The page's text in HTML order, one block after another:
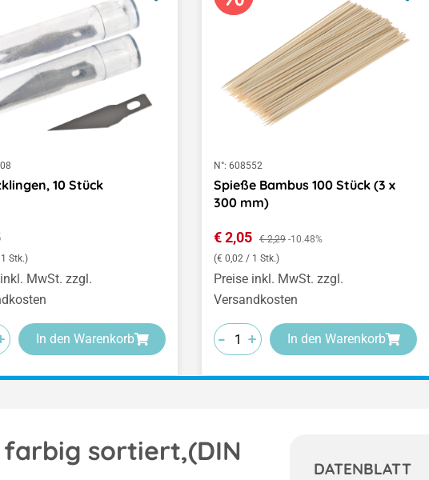
10 Stück
Preis:
Stk.)
MwSt. zzgl.
In den Warenkorb
N°: 608552
Spieße Bambus 100 Stück (3 x
300 mm)
Verkaufspreis:
€ 2,05 Regulärer Preis:
€ 2,29 -10.48%
(€ 0,02 / 1 Stk.)
Preise inkl. MwSt. zzgl.
Versandkosten
-
-
- +
+
+ In den Warenkorb
sortiert,(DIN
DATENBLATT